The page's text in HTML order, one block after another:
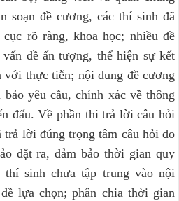
soạn đề cương, các thí sinh đã
rõ ràng, khoa học; nhiều đề
đề ấn tượng, thể hiện sự kết
thực tiễn; nội dung đề cương
yêu cầu, chính xác về thông
đấu. Về phần thi trả lời câu hỏi
trả lời đúng trọng tâm câu hỏi do
đặt ra, đảm bảo thời gian quy
sinh chưa tập trung vào nội
lựa chọn; phân chia thời gian